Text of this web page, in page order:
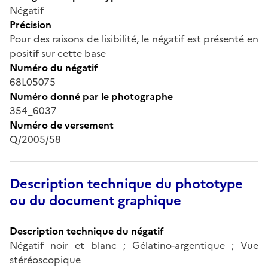
Négatif
Précision
Pour des raisons de lisibilité, le négatif est présenté en
positif sur cette base
Numéro du négatif
68L05075
Numéro donné par le photographe
354_6037
Numéro de versement
Q/2005/58
Description technique du phototype
ou du document graphique
Description technique du négatif
Négatif noir et blanc ; Gélatino-argentique ; Vue
stéréoscopique